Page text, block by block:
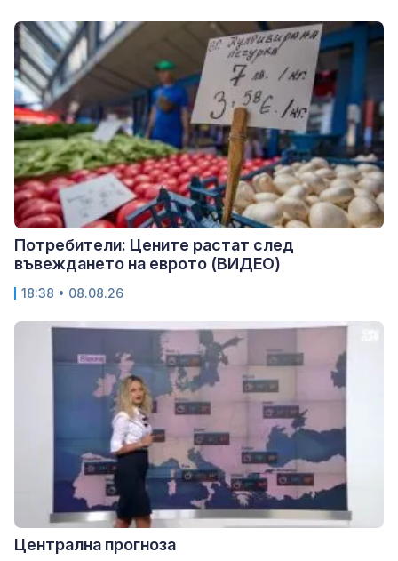
Потребители: Цените растат след
въвеждането на еврото (ВИДЕО)
18:38 • 08.08.26
Централна прогноза